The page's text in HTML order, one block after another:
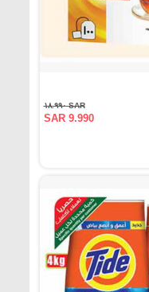
SAR ١٨.٩٩٠
SAR 9.990